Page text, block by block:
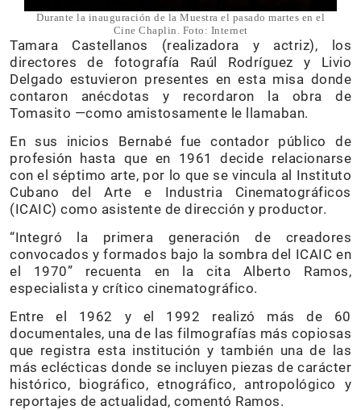
Durante la inauguración de la Muestra el pasado martes en el
Cine Chaplin. Foto: Internet
Tamara Castellanos (realizadora y actriz), los
directores de fotografía Raúl Rodríguez y Livio
Delgado estuvieron presentes en esta misa donde
contaron anécdotas y recordaron la obra de
Tomasito —como amistosamente le llamaban.
En sus inicios Bernabé fue contador público de
profesión hasta que en 1961 decide relacionarse
con el séptimo arte, por lo que se vincula al Instituto
Cubano del Arte e Industria Cinematográficos
(ICAIC) como asistente de dirección y productor.
“Integró la primera generación de creadores
convocados y formados bajo la sombra del ICAIC en
el 1970” recuenta en la cita Alberto Ramos,
especialista y crítico cinematográfico.
Entre el 1962 y el 1992 realizó más de 60
documentales, una de las filmografías más copiosas
que registra esta institución y también una de las
más eclécticas donde se incluyen piezas de carácter
histórico, biográfico, etnográfico, antropológico y
reportajes de actualidad, comentó Ramos.